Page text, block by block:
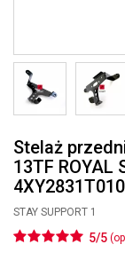
Stelaż
13TF ROYAL
STAY SUPPORT 1
5/5